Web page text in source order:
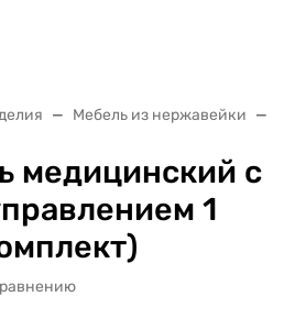
Мебель из нержавейки
медицинский с
1